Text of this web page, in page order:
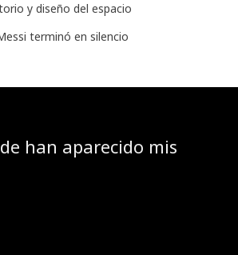
y diseño del espacio
terminó en silencio
han aparecido mis